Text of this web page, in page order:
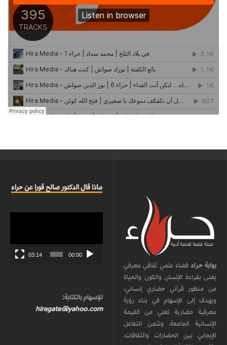
بوابة حراء فضاء علمي ثقافي معرفي
يعنى بقراءة الإنسان والكون والحياة
من منظور قرآني حضاري إنساني،
ويهدف إلى الإسهام في بناء رؤية
معرفية حضارية تعلي من القيمة
الإنسانية الجامعة، وتثمن التفاعل
الإيجابي بين الحضارات والثقافات،
ماذا قال الدكتور صالح قورا عن حراء
00:00
03:14
للإسهام بالكتابة:
hiragate@yahoo.com